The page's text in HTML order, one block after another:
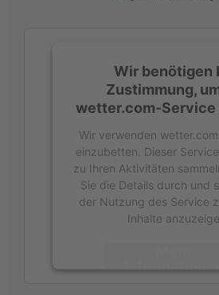
Wir benötigen
Zustimmung,
wetter.com-Service
Wir verwenden
einzubetten. Dieser
zu Ihren Aktivitäten
Sie die Details durch und
der Nutzung des Service
Inhalte